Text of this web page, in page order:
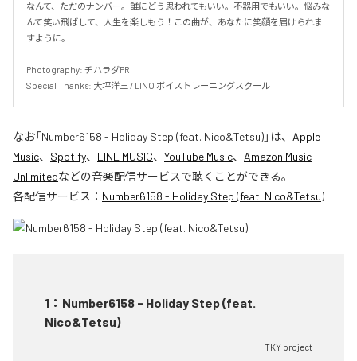
なんて、ただのナンバー。誰にどう思われてもいい。不器用でもいい。悩みな
んて笑い飛ばして、人生を楽しもう！この曲が、あなたに笑顔を届けられま
すように。
Photography: チハラダPR
Special Thanks: 大坪洋三 / LINO ボイストレーニングスクール
なお「Number6158 - Holiday Step (feat. Nico&Tetsu)」は、 Apple
Music、 Spotify、 LINE MUSIC、 YouTube Music、 Amazon Music
Unlimitedなどの音楽配信サービスで聴くことができる。
各配信サービス： Number6158 - Holiday Step (feat. Nico&Tetsu)
1 ： Number6158 - Holiday Step (feat.
Nico&Tetsu)
TKY project